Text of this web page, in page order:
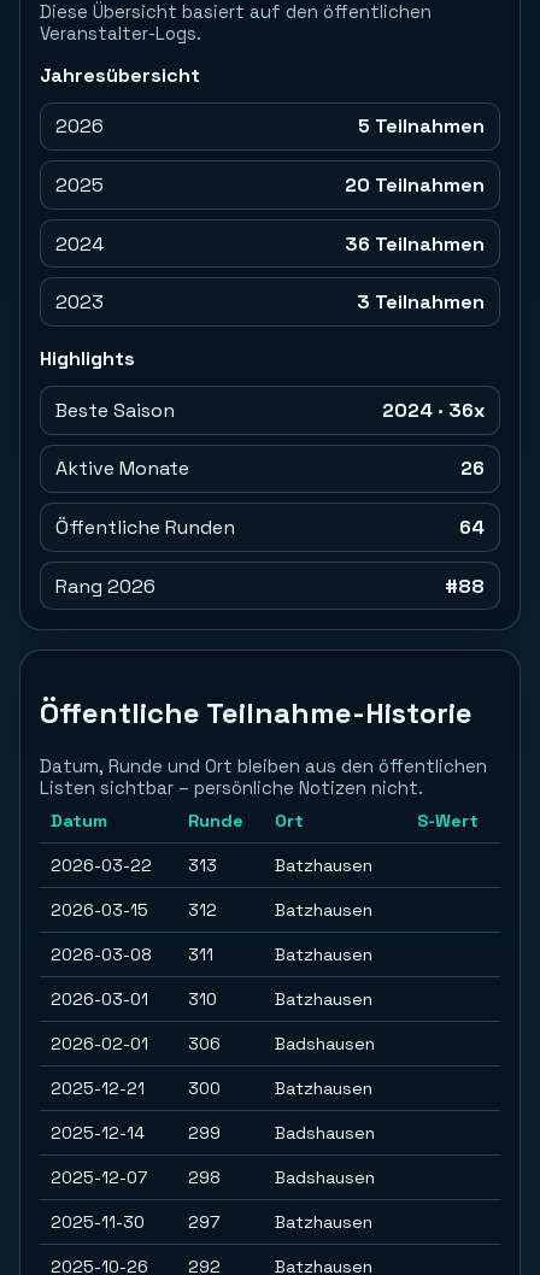
Diese Übersicht basiert auf den öffentlichen
Veranstalter-Logs.
Jahresübersicht
2026 5 Teilnahmen
2025 20 Teilnahmen
2024 36 Teilnahmen
2023 3 Teilnahmen
Highlights
Beste Saison 2024 · 36x
Aktive Monate 26
Öffentliche Runden 64
Rang 2026 #88
Öffentliche Teilnahme-Historie
Datum, Runde und Ort bleiben aus den öffentlichen
Listen sichtbar – persönliche Notizen nicht.
Datum
Runde Ort S-Wert
2026-03-22 313 Batzhausen
2026-03-15 312 Batzhausen
2026-03-08 311 Batzhausen
2026-03-01 310 Batzhausen
2026-02-01 306 Badshausen
2025-12-21 300 Batzhausen
2025-12-14 299 Badshausen
2025-12-07 298 Badshausen
2025-11-30 297 Batzhausen
2025-10-26 292 Batzhausen